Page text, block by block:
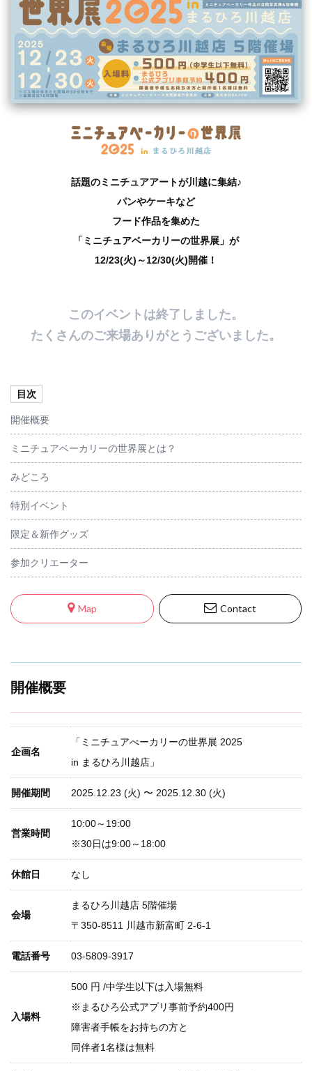
話題のミニチュアアートが川越に集結♪
パンやケーキなど
フード作品を集めた
「ミニチュアベーカリーの世界展」が
12/23(火)～12/30(火)開催！
このイベントは終了しました。
たくさんのご来場ありがとうございました。
目次
開催概要
ミニチュアベーカリーの世界展とは？
みどころ
特別イベント
限定＆新作グッズ
参加クリエーター
Map Contact
開催概要
企画名
「ミニチュアべーカリーの世界展 2025
in まるひろ川越店」
開催期間 2025.12.23 (火) 〜 2025.12.30 (火)
営業時間
10:00～19:00
※30日は9:00～18:00
休館日 なし
会場
まるひろ川越店 5階催場
〒350-8511 川越市新富町 2-6-1
電話番号 03-5809-3917
入場料
500 円 /中学生以下は入場無料
※まるひろ公式アプリ事前予約400円
障害者手帳をお持ちの方と
同伴者1名様は無料